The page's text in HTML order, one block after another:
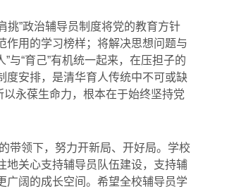
挑”政治辅导员制度将党的教育方针
作用的学习榜样；将解决思想问题与
”与“育己”有机统一起来，在压担子的
度安排，是清华育人传统中不可或缺
永葆生命力，根本在于始终坚持党
带领下，努力开新局、开好局。学校
地关心支持辅导员队伍建设，支持辅
广阔的成长空间。希望全校辅导员学